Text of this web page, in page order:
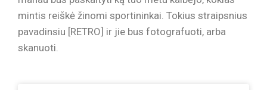
mintis reiškė žinomi sportininkai. Tokius straipsnius
pavadinsiu [RETRO] ir jie bus fotografuoti, arba
skanuoti.